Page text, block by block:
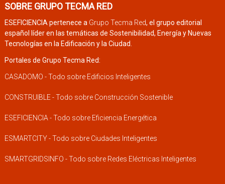
SOBRE GRUPO TECMA RED
ESEFICIENCIA pertenece a Grupo Tecma Red, el grupo editorial
español líder en las temáticas de Sostenibilidad, Energía y Nuevas
Tecnologías en la Edificación y la Ciudad.
Portales de Grupo Tecma Red:
CASADOMO - Todo sobre Edificios Inteligentes
CONSTRUIBLE - Todo sobre Construcción Sostenible
ESEFICIENCIA - Todo sobre Eficiencia Energética
ESMARTCITY - Todo sobre Ciudades Inteligentes
SMARTGRIDSINFO - Todo sobre Redes Eléctricas Inteligentes